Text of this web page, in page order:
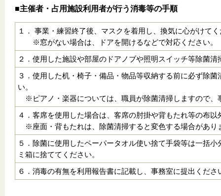
■主催者・占用施設利用者が行う消毒等の手順
１． 事業・練習終了後、マスクを着用し、換気に心がけて
※窓がない場合は、ドアを開けるなどで対応ください。
２．使用した施設や部屋のドアノブや照明スイッチ等除菌清
３．使用した机・椅子・備品・物品等収納する前に必ず除
い。
※ピアノ・楽器については、職員が除菌清掃しますので、
４．客席を使用した場合は、客席の肘掛や背もたれ等の布
※座面・背もたれは、除菌清掃すると変色する場合があり
５．除菌に使用したペーパータオル使い捨て手袋等は一括
ミ箱に捨ててください。
６．消毒の有無を利用報告書に記載し、事務室に提出くださ